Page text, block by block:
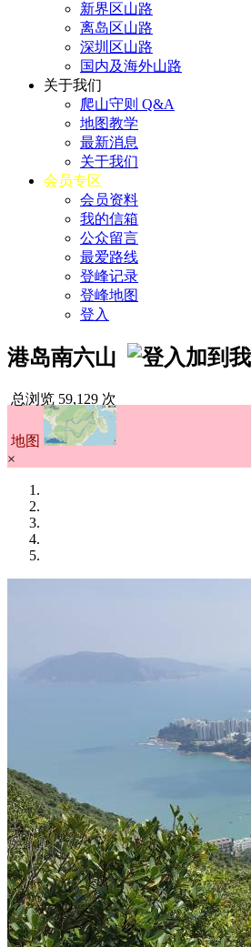
新界区山路
离岛区山路
深圳区山路
国内及海外山路
关于我们
爬山守则 Q&A
地图教学
最新消息
关于我们
会员专区
会员资料
我的信箱
公众留言
最爱路线
登峰记录
登峰地图
登入
港岛南六山
总浏览 59,129 次
地图
×